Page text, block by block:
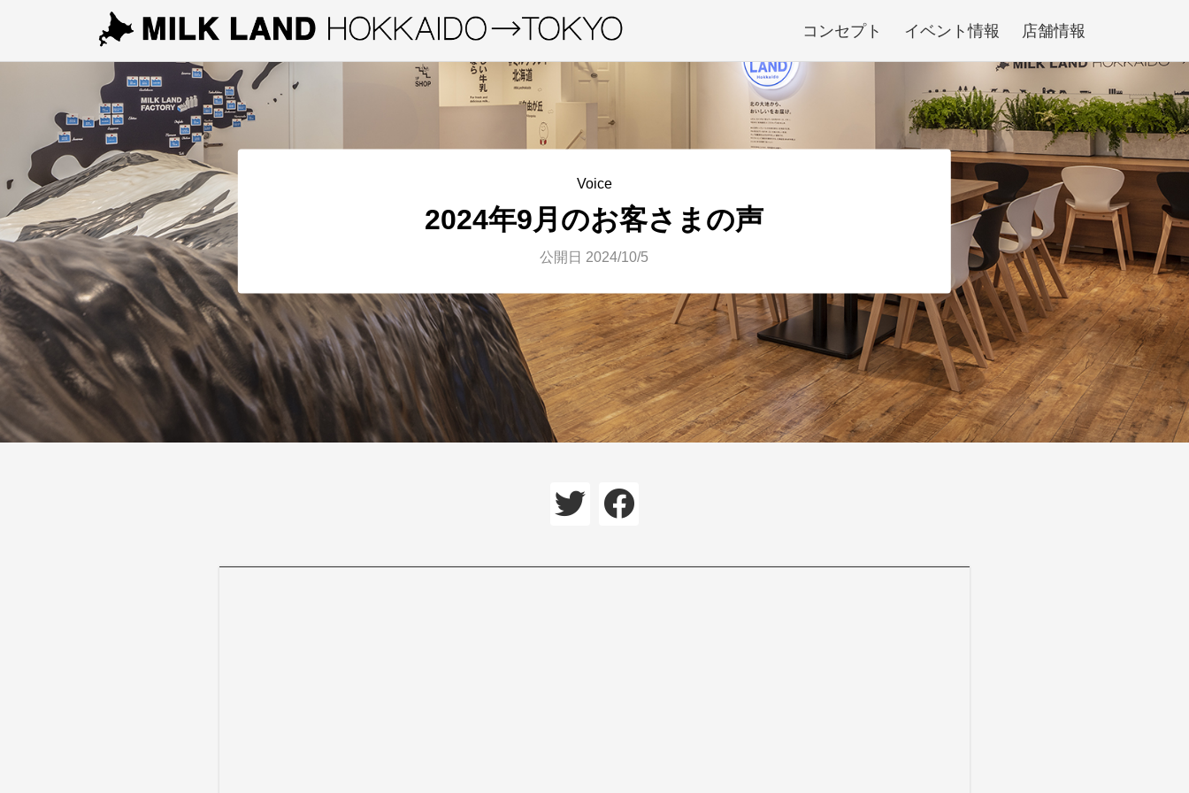
コンセプト イベント情報 店舗情報
Voice
2024年9月のお客さまの声
公開日 2024/10/5